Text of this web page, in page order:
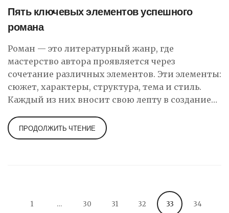
Пять ключевых элементов успешного
романа
Роман — это литературный жанр, где
мастерство автора проявляется через
сочетание различных элементов. Эти элементы:
сюжет, характеры, структура, тема и стиль.
Каждый из них вносит свою лепту в создание
Понимание и грамотное применение этих
компонентов может помочь писателям
ПРОДОЛЖИТЬ ЧТЕНИЕ
1 … 30 31 32 33 34